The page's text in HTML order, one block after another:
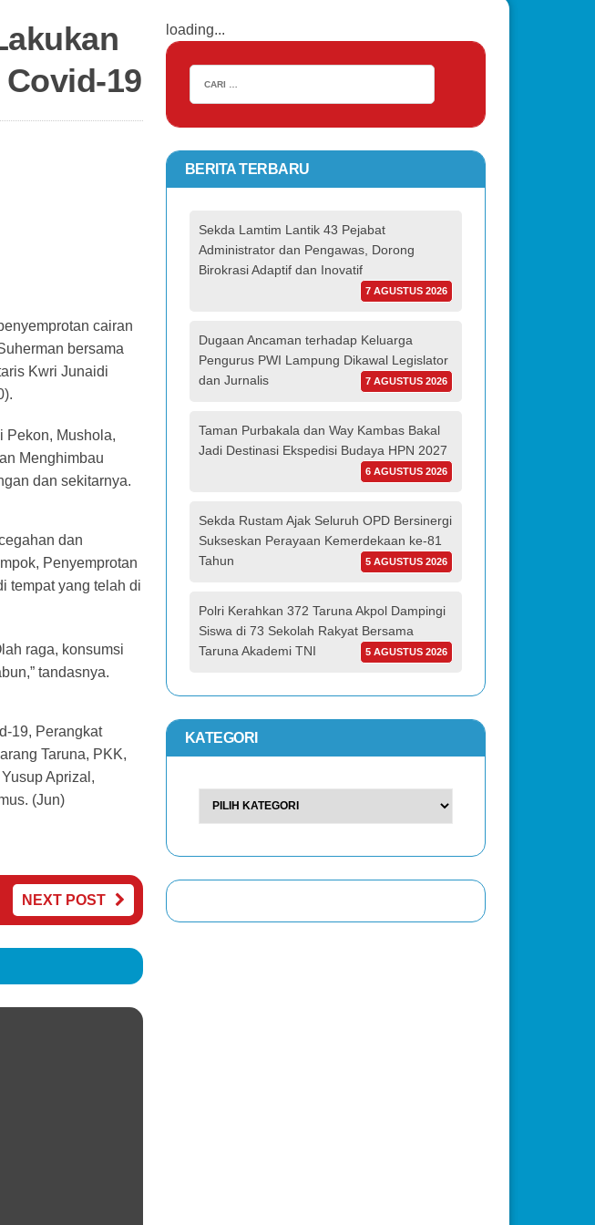
19
cairan
bersama
Kwri Junaidi
Pekon, Mushola,
Menghimbau
dan sekitarnya.
dan
Penyemprotan
tempat yang telah di
raga, konsumsi
tandasnya.
19, Perangkat
Taruna, PKK,
Aprizal,
(Jun)
NEXT POST
loading...
BERITA TERBARU
Sekda Lamtim Lantik 43 Pejabat
Administrator dan Pengawas, Dorong
Birokrasi Adaptif dan Inovatif
7 AGUSTUS 2026
Dugaan Ancaman terhadap Keluarga
Pengurus PWI Lampung Dikawal Legislator
dan Jurnalis
7 AGUSTUS 2026
Taman Purbakala dan Way Kambas Bakal
Jadi Destinasi Ekspedisi Budaya HPN 2027
6 AGUSTUS 2026
Sekda Rustam Ajak Seluruh OPD Bersinergi
Sukseskan Perayaan Kemerdekaan ke-81
Tahun
5 AGUSTUS 2026
Polri Kerahkan 372 Taruna Akpol Dampingi
Siswa di 73 Sekolah Rakyat Bersama
Taruna Akademi TNI
5 AGUSTUS 2026
KATEGORI